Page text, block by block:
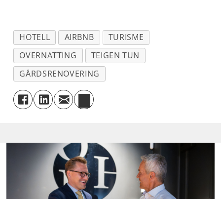
HOTELL AIRBNB
TURISME
OVERNATTING
TEIGEN TUN
GÅRDSRENOVERING